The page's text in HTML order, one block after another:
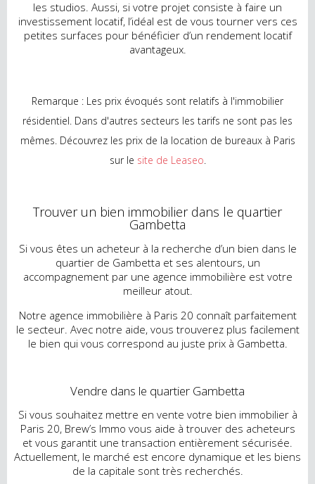
les studios. Aussi, si votre projet consiste à faire un
investissement locatif, l’idéal est de vous tourner vers ces
petites surfaces pour bénéficier d’un rendement locatif
avantageux.
Remarque : Les prix évoqués sont relatifs à l'immobilier
résidentiel. Dans d'autres secteurs les tarifs ne sont pas les
mêmes. Découvrez les prix de la location de bureaux à Paris
sur le site de Leaseo
Trouver un bien immobilier dans le quartier
Gambetta
Si vous êtes un acheteur à la recherche d’un bien dans le
quartier de Gambetta et ses alentours, un
accompagnement par une agence immobilière est votre
meilleur atout.
Notre agence immobilière à Paris 20 connaît parfaitement
le secteur. Avec notre aide, vous trouverez plus facilement
le bien qui vous correspond au juste prix à Gambetta.
Vendre dans le quartier Gambetta
Si vous souhaitez mettre en vente votre bien immobilier à
Paris 20, Brew’s Immo vous aide à trouver des acheteurs
et vous garantit une transaction entièrement sécurisée.
Actuellement, le marché est encore dynamique et les biens
de la capitale sont très recherchés.